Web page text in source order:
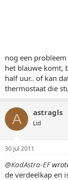
nog een
het blauwe komt,
half uur.. of kan
thermostaat die
A astragls
Lid
30 jul 2011
@KadAstra-EF
de verdeelkap en